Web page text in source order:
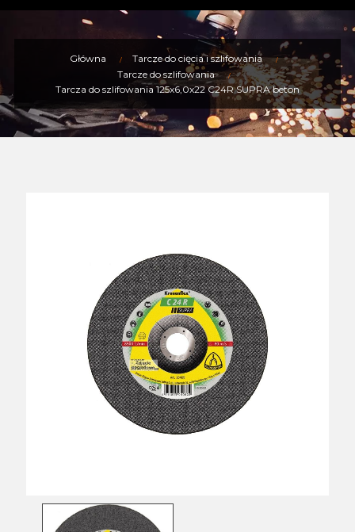
Główna
Tarcze do cięcia i szlifowania
Tarcze do szlifowania
Tarcza do szlifowania 125x6,0x22 C24R SUPRA beton